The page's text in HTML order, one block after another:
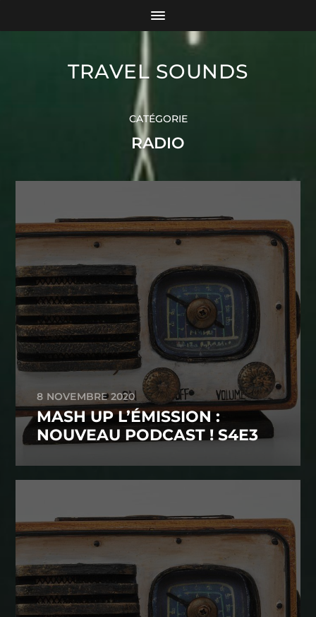
TRAVEL SOUNDS
CATÉGORIE
RADIO
8 NOVEMBRE 2020
MASH UP L’ÉMISSION :
NOUVEAU PODCAST ! S4E3